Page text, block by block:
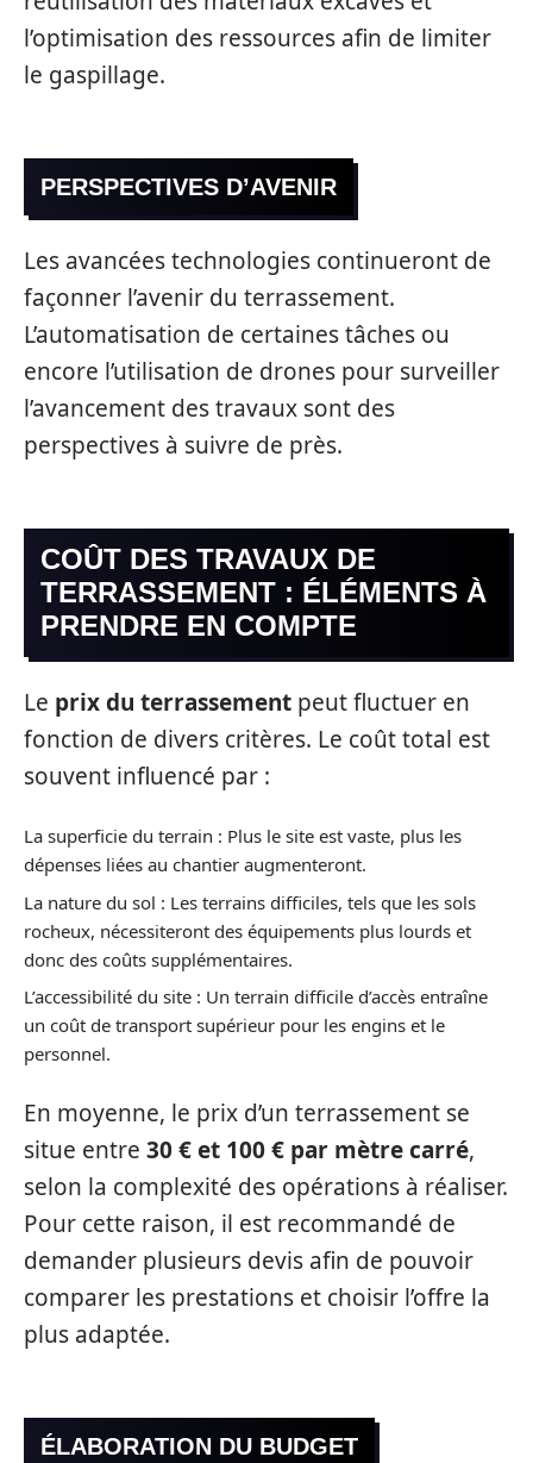
l’optimisation des ressources afin de limiter
le gaspillage.
PERSPECTIVES D’AVENIR
Les avancées technologies continueront de
façonner l’avenir du terrassement.
L’automatisation de certaines tâches ou
encore l’utilisation de drones pour surveiller
l’avancement des travaux sont des
perspectives à suivre de près.
COÛT DES TRAVAUX DE
TERRASSEMENT : ÉLÉMENTS À
PRENDRE EN COMPTE
Le prix du terrassement peut fluctuer en
fonction de divers critères. Le coût total est
souvent influencé par :
La superficie du terrain : Plus le site est vaste, plus les
dépenses liées au chantier augmenteront.
La nature du sol : Les terrains difficiles, tels que les sols
rocheux, nécessiteront des équipements plus lourds et
donc des coûts supplémentaires.
L’accessibilité du site : Un terrain difficile d’accès entraîne
un coût de transport supérieur pour les engins et le
personnel.
En moyenne, le prix d’un terrassement se
situe entre 30 € et 100 € par mètre carré,
selon la complexité des opérations à réaliser.
Pour cette raison, il est recommandé de
demander plusieurs devis afin de pouvoir
comparer les prestations et choisir l’offre la
plus adaptée.
ÉLABORATION DU BUDGET